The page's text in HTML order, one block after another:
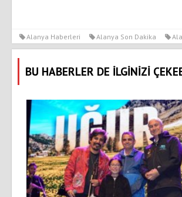
Alanya Haberleri Alanya Son Dakika
BU HABERLER DE İLGİNİZİ